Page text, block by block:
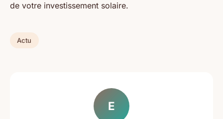
de votre investissement solaire.
Actu
E